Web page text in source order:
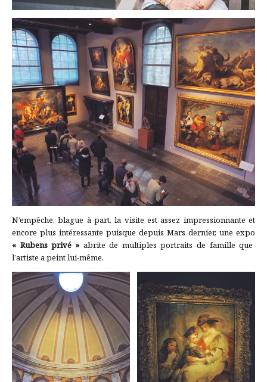
N’empêche, blague à part, la visite est assez impressionnante et
encore plus intéressante puisque depuis Mars dernier, une expo
« Rubens privé »abrite de multiples portraits de famille que
l’artiste a peint lui-même.